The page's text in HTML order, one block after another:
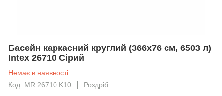
Басейн каркасний круглий (366x76 см, 6503 л)
Intex 26710 Сірий
Немає в наявності
Код: MR 26710 K10
Роздріб